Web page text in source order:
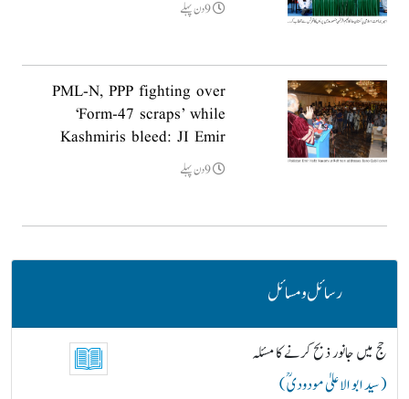
9دن پہلے
PML-N, PPP fighting over
‘Form-47 scraps’ while
Kashmiris bleed: JI Emir
9دن پہلے
رسائل و مسائل
حج میں جانور ذبح کرنے کا مسئلہ
( سید ابو الاعلیٰ مودودیؒ )